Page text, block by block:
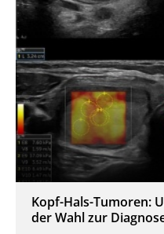
Kopf-Hals-Tumoren:
der Wahl zur